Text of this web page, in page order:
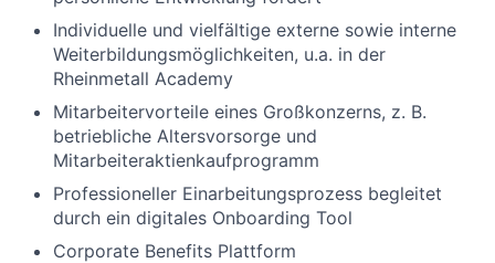
Individuelle und vielfältige externe sowie interne
Weiterbildungsmöglichkeiten, u.a. in der
Rheinmetall Academy
Mitarbeitervorteile eines Großkonzerns, z. B.
betriebliche Altersvorsorge und
Mitarbeiteraktienkaufprogramm
Professioneller Einarbeitungsprozess begleitet
durch ein digitales Onboarding Tool
Corporate Benefits Plattform